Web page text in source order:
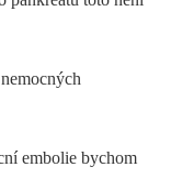
embolie bychom